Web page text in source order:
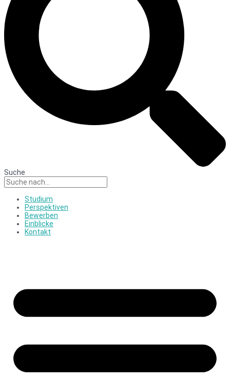
Suche
Studium
Perspektiven
Bewerben
Einblicke
Kontakt